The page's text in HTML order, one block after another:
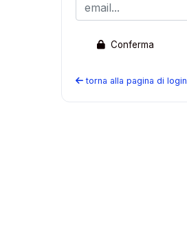
Conferma
torna alla pagina di login